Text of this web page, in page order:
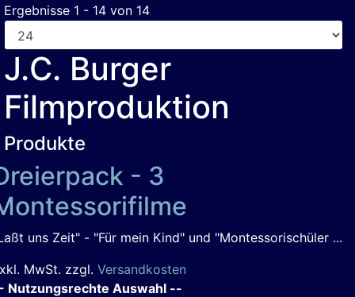
Ergebnisse 1 - 14 von 14
J.C. Burger
Filmproduktion
Produkte
- 3
uns Zeit" - "Für mein Kind" und "Montessorischüler ...
MwSt. zzgl. Versandkosten
Nutzungsrechte Auswahl --